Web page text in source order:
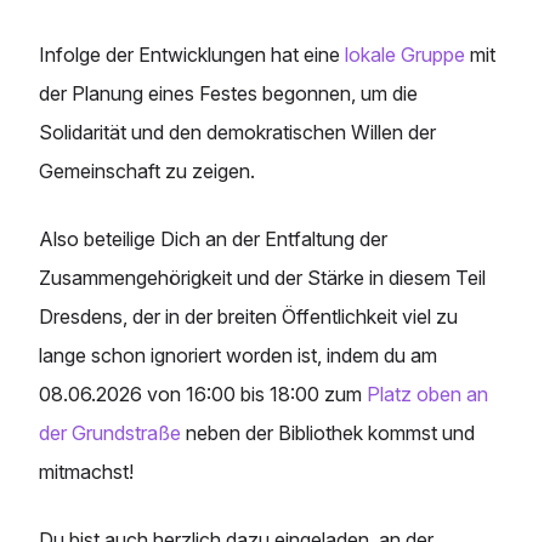
Infolge der Entwicklungen hat eine lokale Gruppe mit
der Planung eines Festes begonnen, um die
Solidarität und den demokratischen Willen der
Gemeinschaft zu zeigen.
Also beteilige Dich an der Entfaltung der
Zusammengehörigkeit und der Stärke in diesem Teil
Dresdens, der in der breiten Öffentlichkeit viel zu
lange schon ignoriert worden ist, indem du am
08.06.2026 von 16:00 bis 18:00 zum Platz oben an
der Grundstraße neben der Bibliothek kommst und
mitmachst!